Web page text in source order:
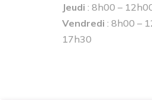
Jeudi : 8h00 –
Vendredi : 8h00 –
17h30